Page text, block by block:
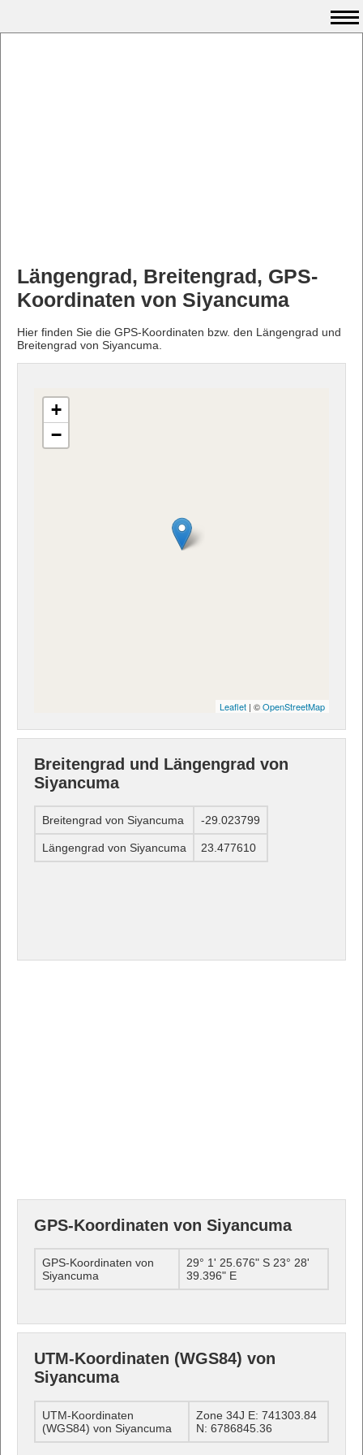
Längengrad, Breitengrad, GPS-
Koordinaten von Siyancuma
Hier finden Sie die GPS-Koordinaten bzw. den Längengrad und
Breitengrad von Siyancuma.
+
−
Leaflet | ©OpenStreetMap
Breitengrad und Längengrad von
Siyancuma
Breitengrad von Siyancuma -29.023799
Längengrad von Siyancuma 23.477610
GPS-Koordinaten von Siyancuma
GPS-Koordinaten von
Siyancuma
29° 1' 25.676" S 23° 28'
39.396" E
UTM-Koordinaten (WGS84) von
Siyancuma
UTM-Koordinaten
(WGS84) von Siyancuma
Zone 34J E: 741303.84
N: 6786845.36